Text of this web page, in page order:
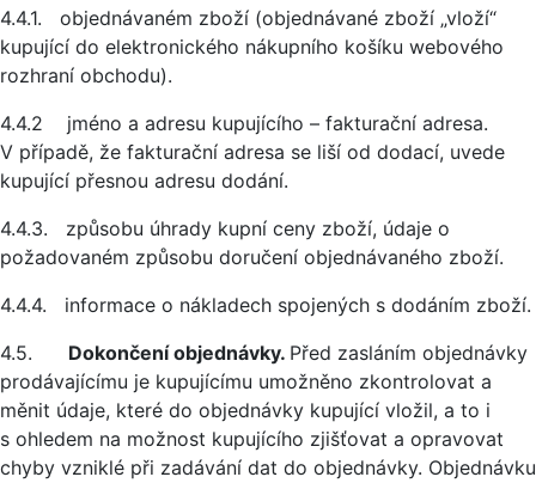
4.4.1. objednávaném zboží (objednávané zboží „vloží“
kupující do elektronického nákupního košíku webového
rozhraní obchodu).
4.4.2 jméno a adresu kupujícího – fakturační adresa.
V případě, že fakturační adresa se liší od dodací, uvede
kupující přesnou adresu dodání.
4.4.3. způsobu úhrady kupní ceny zboží, údaje o
požadovaném způsobu doručení objednávaného zboží.
4.4.4. informace o nákladech spojených s dodáním zboží.
4.5. Dokončení objednávky. Před zasláním objednávky
prodávajícímu je kupujícímu umožněno zkontrolovat a
měnit údaje, které do objednávky kupující vložil, a to i
s ohledem na možnost kupujícího zjišťovat a opravovat
chyby vzniklé při zadávání dat do objednávky. Objednávku